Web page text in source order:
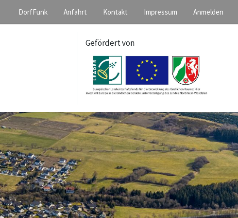
DorfFunk Anfahrt Kontakt Impressum Anmelden
Gefördert von